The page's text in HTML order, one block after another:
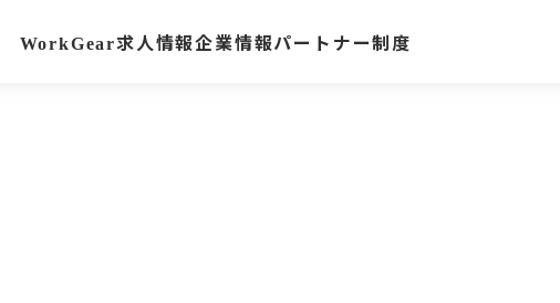
WorkGear求人情報企業情報パートナー制度